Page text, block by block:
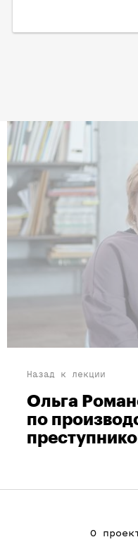
Назад к лекции
Ольга
по
О